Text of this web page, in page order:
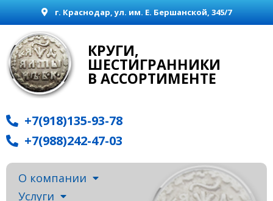
г. Краснодар, ул. им. Е. Бершанской, 345/7
КРУГИ,
ШЕСТИГРАННИКИ
В АССОРТИМЕНТЕ
+7(918)135-93-78
+7(988)242-47-03
О компании
Услуги